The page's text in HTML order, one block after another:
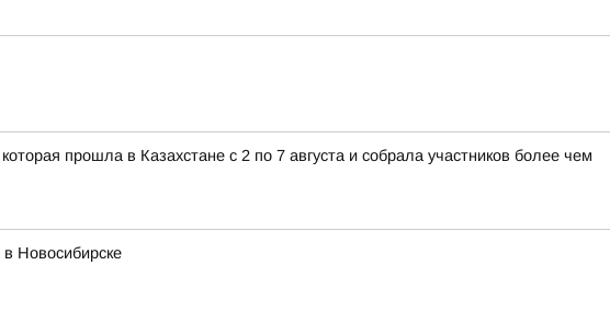
прошла в Казахстане с 2 по 7 августа и собрала участников более чем
Новосибирске